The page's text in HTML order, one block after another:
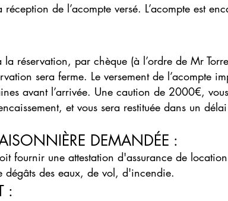
de l’acompte versé. L’acompte est
la réservation, par chèque (à l’ordre de Mr
sera ferme. Le versement de l’acompte
avant l’arrivée. Une caution de 2000€,
et vous sera restituée dans un
DEMANDÉE :
fournir une attestation d'assurance de
dégâts des eaux, de vol, d'incendie.
: